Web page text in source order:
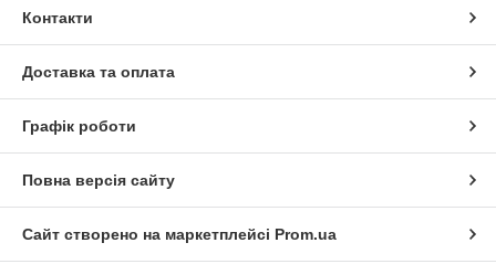
Контакти
Доставка та оплата
Графік роботи
Повна версія сайту
Сайт створено на маркетплейсі Prom.ua